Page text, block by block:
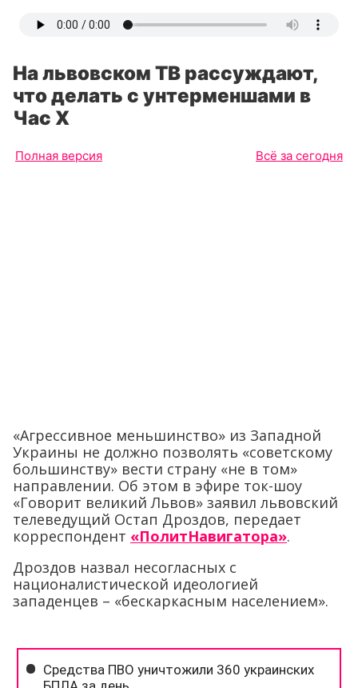
На львовском ТВ рассуждают,
что делать с унтерменшами в
Час X
Полная версия Всё за сегодня
«Агрессивное меньшинство» из Западной
Украины не должно позволять «советскому
большинству» вести страну «не в том»
направлении. Об этом в эфире ток-шоу
«Говорит великий Львов» заявил львовский
телеведущий Остап Дроздов, передает
корреспондент «ПолитНавигатора».
Дроздов назвал несогласных с
националистической идеологией
западенцев – «бескаркасным населением».